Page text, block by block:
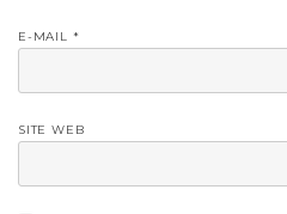
E-MAIL *
SITE WEB